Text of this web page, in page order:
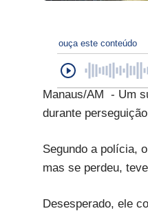
ouça este conteúdo
Manaus/AM - Um
durante
Segundo a polícia,
mas se perdeu,
Desesperado, ele